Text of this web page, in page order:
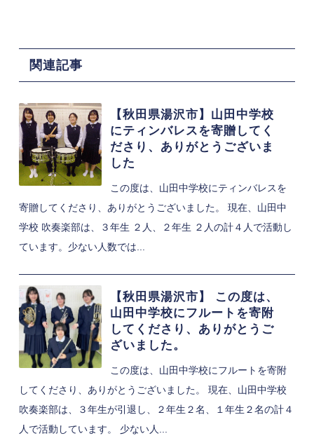
関連記事
【秋田県湯沢市】山田中学校
にティンバレスを寄贈してく
ださり、ありがとうございま
した
この度は、山田中学校にティンバレスを
寄贈してくださり、ありがとうございました。 現在、山田中
学校 吹奏楽部は、３年生 ２人、２年生 ２人の計４人で活動し
ています。少ない人数では...
【秋田県湯沢市】 この度は、
山田中学校にフルートを寄附
してくださり、ありがとうご
ざいました。
この度は、山田中学校にフルートを寄附
してくださり、ありがとうございました。 現在、山田中学校
吹奏楽部は、３年生が引退し、２年生２名、１年生２名の計４
人で活動しています。 少ない人...